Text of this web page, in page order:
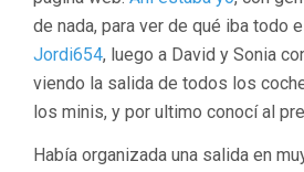
de nada, para ver de qué iba todo
Jordi654, luego a David y Sonia
viendo la salida de todos los
los minis, y por ultimo conocí al
Había organizada una salida en